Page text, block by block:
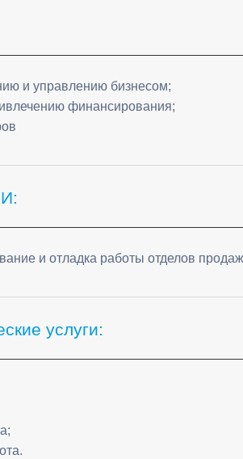
и управлению бизнесом;
финансирования;
и отладка работы отделов
услуги: